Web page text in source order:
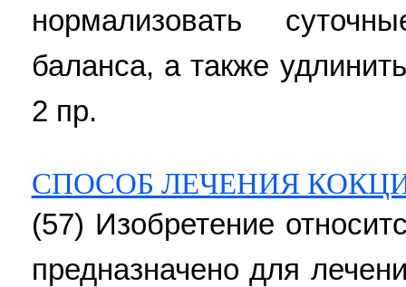
нормализовать
баланса, а также
2 пр.
СПОСОБ ЛЕЧЕНИЯ
(57) Изобретение
предназначено для